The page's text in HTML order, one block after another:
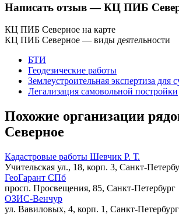
Написать отзыв— КЦ ПИБ
КЦ ПИБ Северное на карте
КЦ ПИБ Северное — виды деятельности
БТИ
Геодезические работы
Землеустроительная экспертиза для
Легализация самовольной постройки
Похожие организации
Северное
Кадастровые работы Шевчик Р. Т.
Учительская ул., 18, корп. 3, Санкт-
ГеоГарант СПб
просп. Просвещения, 85, Санкт-Петербург
ОЗИС-Венчур
ул. Вавиловых, 4, корп. 1, Санкт-Петербург